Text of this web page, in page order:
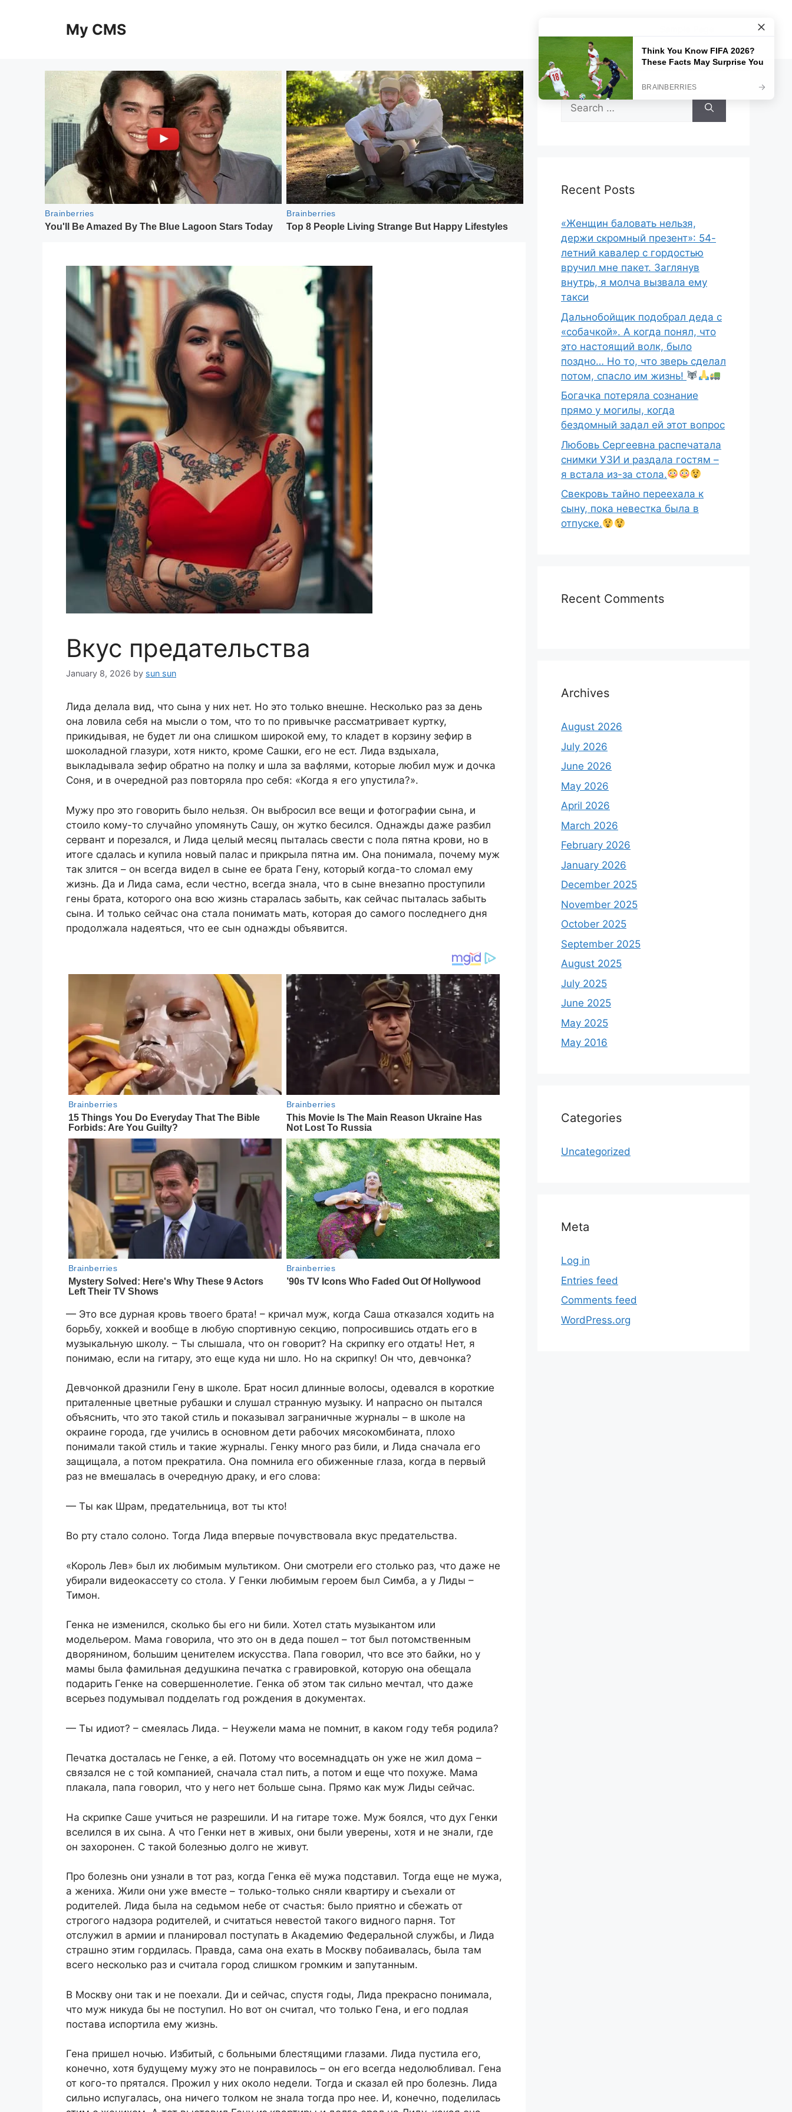
My CMS
Вкус предательства
January 8, 2026 by sun sun
Лида делала вид, что сына у них нет. Но это только внешне. Несколько раз за день
она ловила себя на мысли о том, что то по привычке рассматривает куртку,
прикидывая, не будет ли она слишком широкой ему, то кладет в корзину зефир в
шоколадной глазури, хотя никто, кроме Сашки, его не ест. Лида вздыхала,
выкладывала зефир обратно на полку и шла за вафлями, которые любил муж и дочка
Соня, и в очередной раз повторяла про себя: «Когда я его упустила?».
Мужу про это говорить было нельзя. Он выбросил все вещи и фотографии сына, и
стоило кому-то случайно упомянуть Сашу, он жутко бесился. Однажды даже разбил
сервант и порезался, и Лида целый месяц пыталась свести с пола пятна крови, но в
итоге сдалась и купила новый палас и прикрыла пятна им. Она понимала, почему муж
так злится – он всегда видел в сыне ее брата Гену, который когда-то сломал ему
жизнь. Да и Лида сама, если честно, всегда знала, что в сыне внезапно проступили
гены брата, которого она всю жизнь старалась забыть, как сейчас пыталась забыть
сына. И только сейчас она стала понимать мать, которая до самого последнего дня
продолжала надеяться, что ее сын однажды объявится.
— Это все дурная кровь твоего брата! – кричал муж, когда Саша отказался ходить на
борьбу, хоккей и вообще в любую спортивную секцию, попросившись отдать его в
музыкальную школу. – Ты слышала, что он говорит? На скрипку его отдать! Нет, я
понимаю, если на гитару, это еще куда ни шло. Но на скрипку! Он что, девчонка?
Девчонкой дразнили Гену в школе. Брат носил длинные волосы, одевался в короткие
приталенные цветные рубашки и слушал странную музыку. И напрасно он пытался
объяснить, что это такой стиль и показывал заграничные журналы – в школе на
окраине города, где учились в основном дети рабочих мясокомбината, плохо
понимали такой стиль и такие журналы. Генку много раз били, и Лида сначала его
защищала, а потом прекратила. Она помнила его обиженные глаза, когда в первый
раз не вмешалась в очередную драку, и его слова:
— Ты как Шрам, предательница, вот ты кто!
Во рту стало солоно. Тогда Лида впервые почувствовала вкус предательства.
«Король Лев» был их любимым мультиком. Они смотрели его столько раз, что даже не
убирали видеокассету со стола. У Генки любимым героем был Симба, а у Лиды –
Тимон.
Генка не изменился, сколько бы его ни били. Хотел стать музыкантом или
модельером. Мама говорила, что это он в деда пошел – тот был потомственным
дворянином, большим ценителем искусства. Папа говорил, что все это байки, но у
мамы была фамильная дедушкина печатка с гравировкой, которую она обещала
подарить Генке на совершеннолетие. Генка об этом так сильно мечтал, что даже
всерьез подумывал подделать год рождения в документах.
— Ты идиот? – смеялась Лида. – Неужели мама не помнит, в каком году тебя родила?
Печатка досталась не Генке, а ей. Потому что восемнадцать он уже не жил дома –
связался не с той компанией, сначала стал пить, а потом и еще что похуже. Мама
плакала, папа говорил, что у него нет больше сына. Прямо как муж Лиды сейчас.
На скрипке Саше учиться не разрешили. И на гитаре тоже. Муж боялся, что дух Генки
вселился в их сына. А что Генки нет в живых, они были уверены, хотя и не знали, где
он захоронен. С такой болезнью долго не живут.
Про болезнь они узнали в тот раз, когда Генка её мужа подставил. Тогда еще не мужа,
а жениха. Жили они уже вместе – только-только сняли квартиру и съехали от
родителей. Лида была на седьмом небе от счастья: было приятно и сбежать от
строгого надзора родителей, и считаться невестой такого видного парня. Тот
отслужил в армии и планировал поступать в Академию Федеральной службы, и Лида
страшно этим гордилась. Правда, сама она ехать в Москву побаивалась, была там
всего несколько раз и считала город слишком громким и запутанным.
В Москву они так и не поехали. Ди и сейчас, спустя годы, Лида прекрасно понимала,
что муж никуда бы не поступил. Но вот он считал, что только Гена, и его подлая
постава испортила ему жизнь.
Гена пришел ночью. Избитый, с больными блестящими глазами. Лида пустила его,
конечно, хотя будущему мужу это не понравилось – он его всегда недолюбливал. Гена
от кого-то прятался. Прожил у них около недели. Тогда и сказал ей про болезнь. Лида
сильно испугалась, она ничего толком не знала тогда про нее. И, конечно, поделилась
Search
for:
Recent Posts
«Женщин баловать нельзя,
держи скромный презент»: 54-
летний кавалер с гордостью
вручил мне пакет. Заглянув
внутрь, я молча вызвала ему
такси
Дальнобойщик подобрал деда с
«собачкой». А когда понял, что
это настоящий волк, было
поздно… Но то, что зверь сделал
потом, спасло им жизнь!
Богачка потеряла сознание
прямо у могилы, когда
бездомный задал ей этот вопрос
Любовь Сергеевна распечатала
снимки УЗИ и раздала гостям –
я встала из-за стола.
Свекровь тайно переехала к
сыну, пока невестка была в
отпуске.
Recent Comments
Archives
August 2026
July 2026
June 2026
May 2026
April 2026
March 2026
February 2026
January 2026
December 2025
November 2025
October 2025
September 2025
August 2025
July 2025
June 2025
May 2025
May 2016
Categories
Uncategorized
Meta
Log in
Entries feed
Comments feed
WordPress.org